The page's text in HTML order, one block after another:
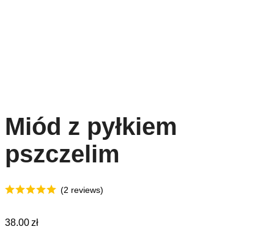
Miód z pyłkiem
pszczelim
(2 reviews)
38.00zł